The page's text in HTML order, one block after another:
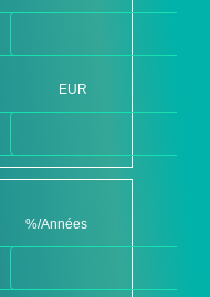
EUR
%/Années